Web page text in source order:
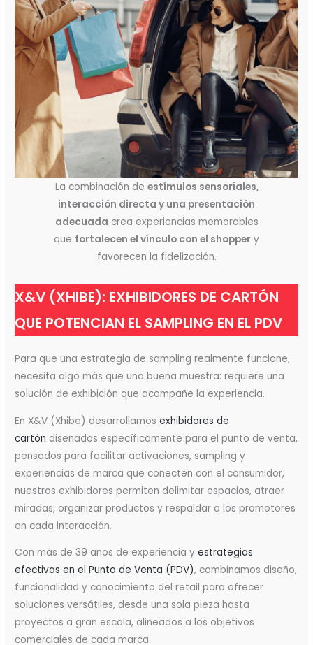
La combinación de estímulos sensoriales,
interacción directa y una presentación
adecuada crea experiencias memorables
que fortalecen el vínculo con el shopper y
favorecen la fidelización.
X&V (XHIBE): EXHIBIDORES DE CARTÓN
QUE POTENCIAN EL SAMPLING EN EL PDV
Para que una estrategia de sampling realmente funcione,
necesita algo más que una buena muestra: requiere una
solución de exhibición que acompañe la experiencia.
En X&V (Xhibe) desarrollamosexhibidores de
cartón diseñados específicamente para el punto de venta,
pensados para facilitar activaciones, sampling y
experiencias de marca que conecten con el consumidor,
nuestros exhibidores permiten delimitar espacios, atraer
miradas, organizar productos y respaldar a los promotores
en cada interacción.
Con más de 39 años de experiencia yestrategias
efectivas en el Punto de Venta (PDV), combinamos diseño,
funcionalidad y conocimiento del retail para ofrecer
soluciones versátiles, desde una sola pieza hasta
proyectos a gran escala, alineados a los objetivos
comerciales de cada marca.